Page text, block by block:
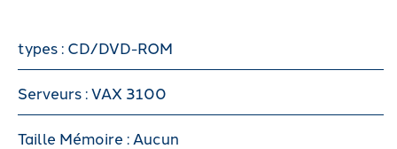
types : CD/DVD-ROM
Serveurs : VAX 3100
Taille Mémoire : Aucun